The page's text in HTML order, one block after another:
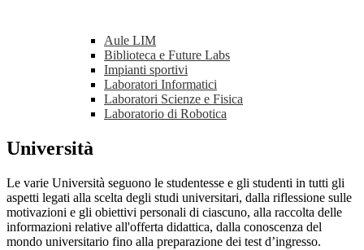
Aule LIM
Biblioteca e Future Labs
Impianti sportivi
Laboratori Informatici
Laboratori Scienze e Fisica
Laboratorio di Robotica
Università
Le varie Università seguono le studentesse e gli studenti in tutti gli
aspetti legati alla scelta degli studi universitari, dalla riflessione sulle
motivazioni e gli obiettivi personali di ciascuno, alla raccolta delle
informazioni relative all'offerta didattica, dalla conoscenza del
mondo universitario fino alla preparazione dei test d’ingresso.